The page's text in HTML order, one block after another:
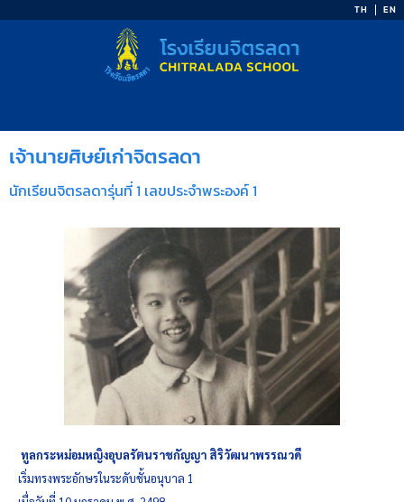
TH EN
เจ้านายศิษย์เก่าจิตรลดา
นักเรียนจิตรลดารุ่นที่ 1 เลขประจำพระองค์ 1
ทูลกระหม่อมหญิงอุบลรัตนราชกัญญา สิริวัฒนาพรรณวดี
เริ่มทรงพระอักษรในระดับชั้นอนุบาล 1